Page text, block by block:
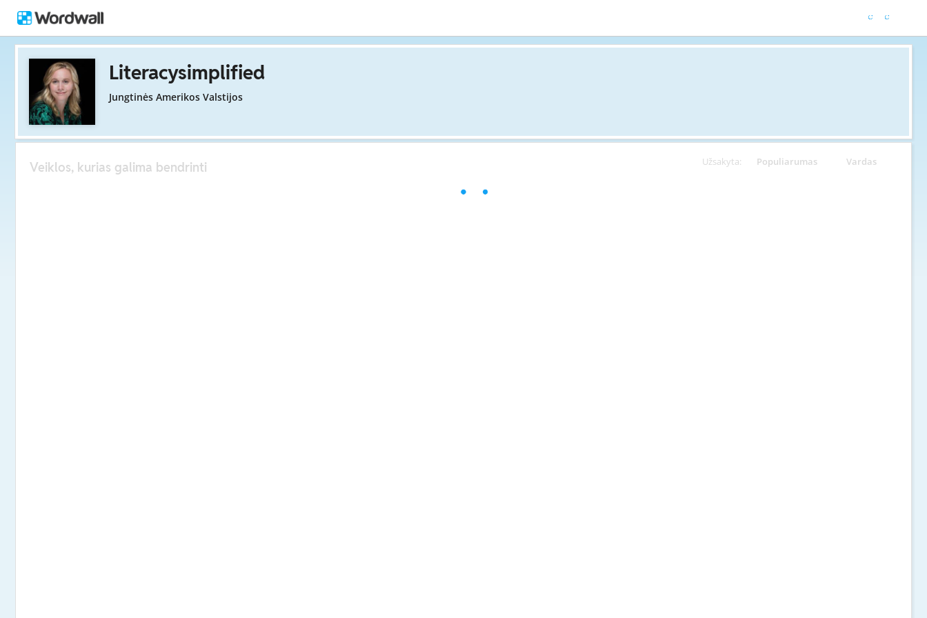
Literacysimplified
Jungtinės Amerikos Valstijos
Užsakyta: Populiarumas Vardas
Veiklos, kurias galima bendrinti